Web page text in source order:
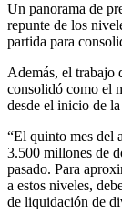
Un panorama de
repunte de los
partida para
Además, el trabajo
consolidó como el
desde el inicio de
“El quinto mes del
3.500 millones de
pasado. Para
a estos niveles,
de liquidación de